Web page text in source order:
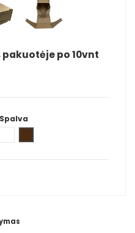
pakuotėje po 10vnt
Spalva